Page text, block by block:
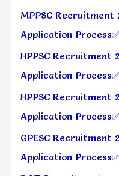
MPPSC
Application Process✅
HPPSC Recruitment
Application Process✅
HPPSC Recruitment
Application Process✅
GPESC Recruitment
Application Process✅